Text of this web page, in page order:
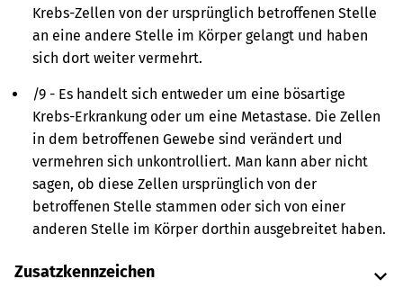
Krebs-Zellen von der ursprünglich betroffenen Stelle
an eine andere Stelle im Körper gelangt und haben
sich dort weiter vermehrt.
/9 - Es handelt sich entweder um eine bösartige
Krebs-Erkrankung oder um eine Metastase. Die Zellen
in dem betroffenen Gewebe sind verändert und
vermehren sich unkontrolliert. Man kann aber nicht
sagen, ob diese Zellen ursprünglich von der
betroffenen Stelle stammen oder sich von einer
anderen Stelle im Körper dorthin ausgebreitet haben.
Zusatzkennzeichen